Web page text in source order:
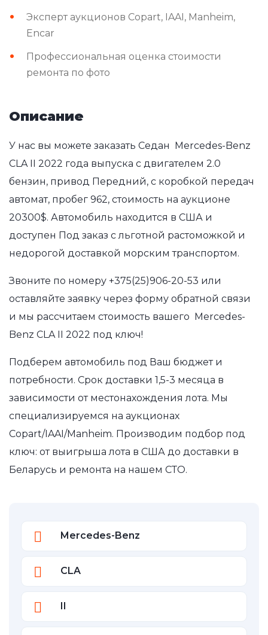
Эксперт аукционов Copart, IAAI, Manheim,
Encar
Профессиональная оценка стоимости
ремонта по фото
Описание
У нас вы можете заказать Седан Mercedes-Benz
CLA II 2022 года выпуска с двигателем 2.0
бензин, привод Передний, с коробкой передач
автомат, пробег 962, стоимость на аукционе
20300$. Автомобиль находится в США и
доступен Под заказ с льготной растоможкой и
недорогой доставкой морским транспортом.
Звоните по номеру +375(25)906-20-53 или
оставляйте заявку через форму обратной связи
и мы рассчитаем стоимость вашего Mercedes-
Benz CLA II 2022 под ключ!
Подберем автомобиль под Ваш бюджет и
потребности. Срок доставки 1,5-3 месяца в
зависимости от местонахождения лота. Мы
специализируемся на аукционах
Copart/IAAI/Manheim. Производим подбор под
ключ: от выигрыша лота в США до доставки в
Беларусь и ремонта на нашем СТО.
Mercedes-Benz
CLA
II